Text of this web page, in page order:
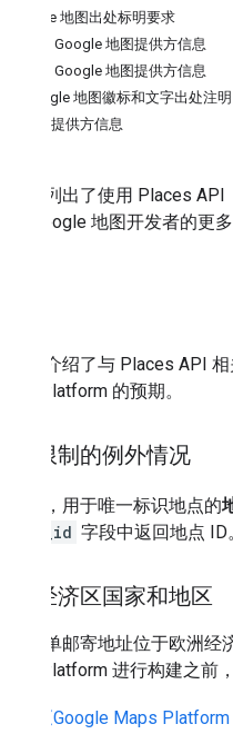
Google 地图出处标明要求
显示 Google 地图提供方信息
包含 Google 地图提供方信息
Google 地图徽标和文字出处注明
徽标提供方信息
本文档列出了使用 Places
面向 Google 地图开发者的更
本部分介绍了与 Places API
Maps Platform 的预期。
缓存限制的例外情况
请注意，用于唯一标识地点的
place_id 字段中返回地点
欧洲经济区国家和地区
对于账单邮寄地址位于欧洲
Maps Platform 进行构建之前
《Google Maps Platform